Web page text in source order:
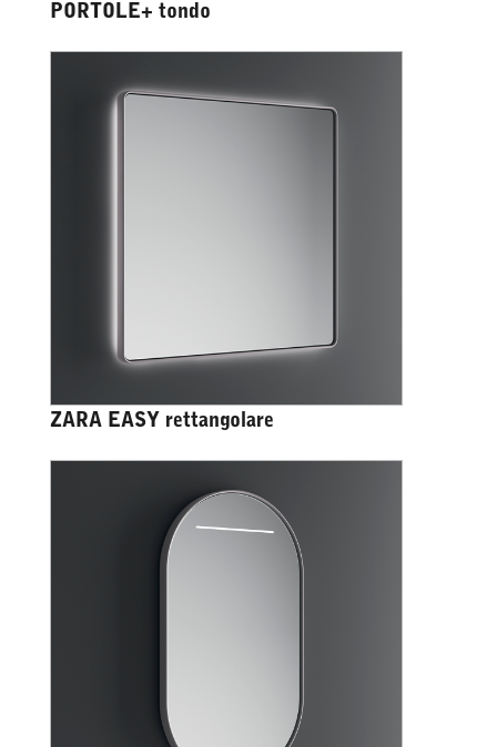
PORTOLE+ tondo
ZARA EASY rettangolare